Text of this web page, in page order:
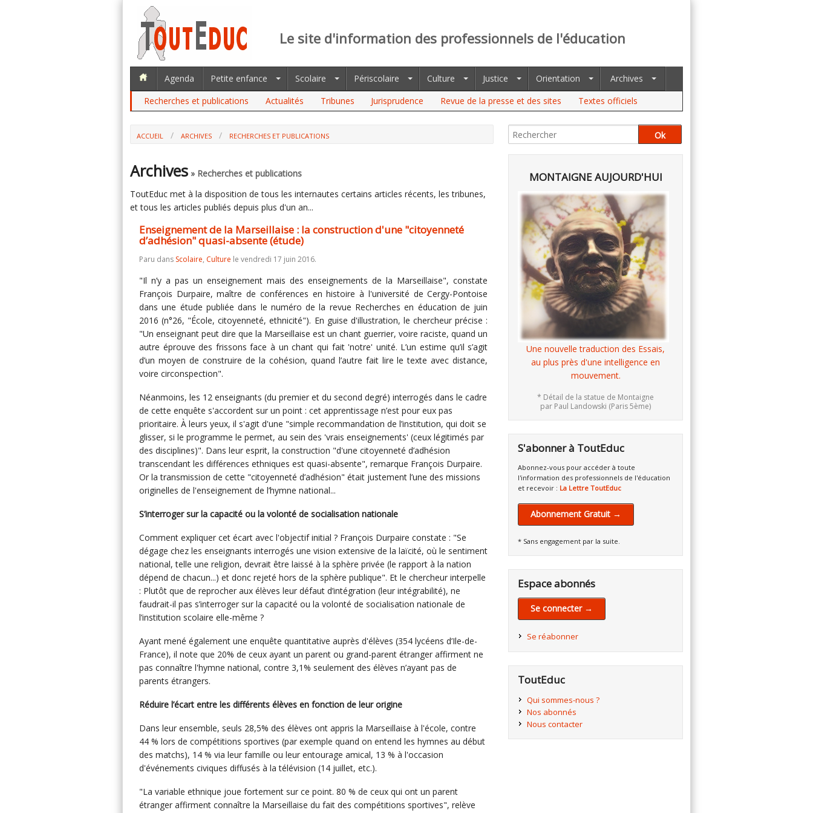
Le site d'information des professionnels de l'éducation
Agenda Petite enfance Scolaire Périscolaire Culture Justice Orientation
Archives
Recherches et publications
Actualités Tribunes Jurisprudence Revue de la presse et des sites Textes officiels
ACCUEIL ARCHIVES
RECHERCHES ET PUBLICATIONS
ABSENTE (ÉTUDE)
Archives » Recherches et publications
ToutEduc met à la disposition de tous les internautes certains articles récents, les tribunes,
et tous les articles publiés depuis plus d'un an...
Enseignement de la Marseillaise : la construction d'une "citoyenneté
d’adhésion" quasi-absente (étude)
Paru dans Scolaire, Culture le vendredi 17 juin 2016.
"Il n’y a pas un enseignement mais des enseignements de la Marseillaise", constate
François Durpaire, maître de conférences en histoire à l'université de Cergy-Pontoise
dans une étude publiée dans le numéro de la revue Recherches en éducation de juin
2016 (n°26, "École, citoyenneté, ethnicité"). En guise d'illustration, le chercheur précise :
"Un enseignant peut dire que la Marseillaise est un chant guerrier, voire raciste, quand un
autre éprouve des frissons face à un chant qui fait 'notre' unité. L’un estime qu’il s’agit
d’un moyen de construire de la cohésion, quand l’autre fait lire le texte avec distance,
voire circonspection".
Néanmoins, les 12 enseignants (du premier et du second degré) interrogés dans le cadre
de cette enquête s'accordent sur un point : cet apprentissage n’est pour eux pas
prioritaire. À leurs yeux, il s'agit d'une "simple recommandation de l’institution, qui doit se
glisser, si le programme le permet, au sein des 'vrais enseignements' (ceux légitimés par
des disciplines)". Dans leur esprit, la construction "d'une citoyenneté d’adhésion
transcendant les différences ethniques est quasi-absente", remarque François Durpaire.
Or la transmission de cette "citoyenneté d’adhésion" était justement l’une des missions
originelles de l'enseignement de l’hymne national...
S’interroger sur la capacité ou la volonté de socialisation nationale
Comment expliquer cet écart avec l'objectif initial ? François Durpaire constate : "Se
dégage chez les enseignants interrogés une vision extensive de la laïcité, où le sentiment
national, telle une religion, devrait être laissé à la sphère privée (le rapport à la nation
dépend de chacun...) et donc rejeté hors de la sphère publique". Et le chercheur interpelle
: Plutôt que de reprocher aux élèves leur défaut d’intégration (leur intégrabilité), ne
faudrait-il pas s’interroger sur la capacité ou la volonté de socialisation nationale de
l’institution scolaire elle-même ?
Ayant mené également une enquête quantitative auprès d'élèves (354 lycéens d’Ile-de-
France), il note que 20% de ceux ayant un parent ou grand-parent étranger affirment ne
pas connaître l'hymne national, contre 3,1% seulement des élèves n’ayant pas de
parents étrangers.
Réduire l’écart entre les différents élèves en fonction de leur origine
Dans leur ensemble, seuls 28,5% des élèves ont appris la Marseillaise à l'école, contre
44 % lors de compétitions sportives (par exemple quand on entend les hymnes au début
des matchs), 14 % via leur famille ou leur entourage amical, 13 % à l'occasion
d'événements civiques diffusés à la télévision (14 juillet, etc.).
"La variable ethnique joue fortement sur ce point. 80 % de ceux qui ont un parent
étranger affirment connaître la Marseillaise du fait des compétitions sportives", relève
MONTAIGNE AUJOURD'HUI
Une nouvelle traduction des Essais,
au plus près d'une intelligence en
mouvement.
* Détail de la statue de Montaigne
par Paul Landowski (Paris 5ème)
S'abonner à ToutEduc
Abonnez-vous pour accéder à toute
l'information des professionnels de l'éducation
et recevoir : La Lettre ToutEduc
Abonnement Gratuit →
* Sans engagement par la suite.
Espace abonnés
Se connecter →
Se réabonner
ToutEduc
Qui sommes-nous ?
Nos abonnés
Nous contacter